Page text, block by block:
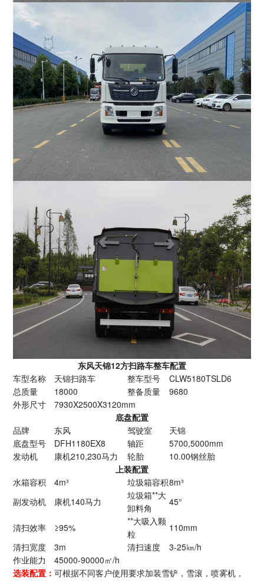
东风天锦12方扫路车整车配置
车型名称
天锦扫路车 整车型号
CLW5180TSLD6
总质量
18000 整备质量
9680
外形尺寸
7930X2500X3120mm
底盘配置
品牌
东风 驾驶室
天锦
底盘型号
DFH1180EX8 轴距
5700,5000mm
发动机
康机210,230马力 轮胎
10.00钢丝胎
上装配置
水箱容积
4m³ 垃圾箱容积8m³
副发动机
康机140马力
垃圾箱**大
卸料角
45°
清扫效率 ≥95%
**大吸入颗
粒
110mm
清扫宽度
3m 清扫速度
3-25㎞/h
作业能力
45000-90000㎡/h
选装配置：可根据不同客户使用要求加装雪铲，雪滚，喷雾机，